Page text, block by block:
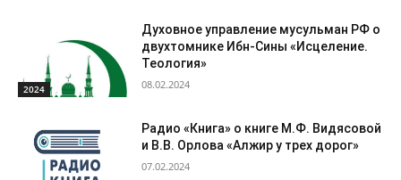
2024
Духовное управление мусульман РФ о
двухтомнике Ибн-Сины «Исцеление.
Теология»
08.02.2024
Радио «Книга» о книге М.Ф. Видясовой
и В.В. Орлова «Алжир у трех дорог»
07.02.2024